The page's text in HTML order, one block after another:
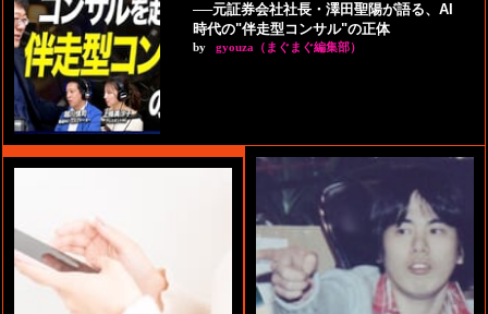
──元証券会社社長・澤田聖陽が語る、AI
時代の"伴走型コンサル"の正体
by gyouza（まぐまぐ編集部）